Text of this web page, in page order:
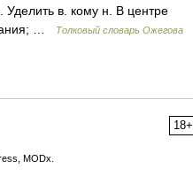
Уделить в. кому н. В центре
…
Толковый словарь Ожегова
18+
MODx.